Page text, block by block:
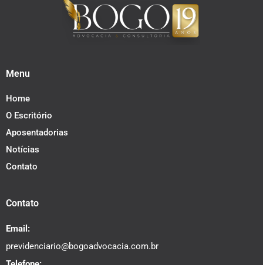
Menu
Home
O Escritório
Aposentadorias
Notícias
Contato
Contato
Email:
previdenciario@bogoadvocacia.com.br